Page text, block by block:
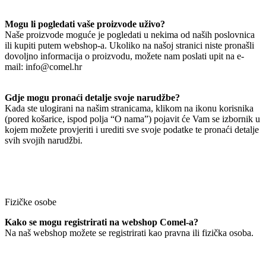
Mogu li pogledati vaše proizvode uživo?
Naše proizvode moguće je pogledati u nekima od naših poslovnica
ili kupiti putem webshop-a. Ukoliko na našoj stranici niste pronašli
dovoljno informacija o proizvodu, možete nam poslati upit na e-
mail: info@comel.hr
Gdje mogu pronaći detalje svoje narudžbe?
Kada ste ulogirani na našim stranicama, klikom na ikonu korisnika
(pored košarice, ispod polja “O nama”) pojavit će Vam se izbornik u
kojem možete provjeriti i urediti sve svoje podatke te pronaći detalje
svih svojih narudžbi.
Fizičke osobe
Kako se mogu registrirati na webshop Comel-a?
Na naš webshop možete se registrirati kao pravna ili fizička osoba.